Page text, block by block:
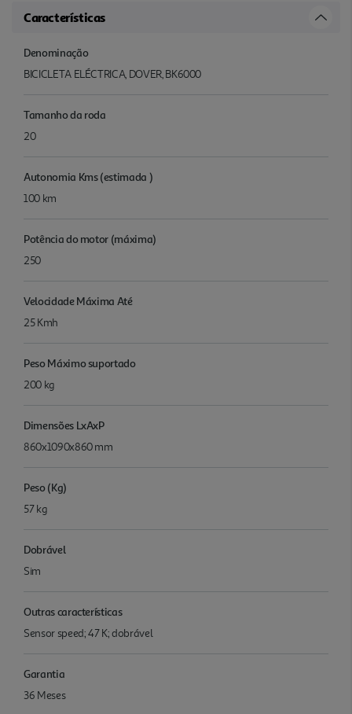
Características
Denominação
BICICLETA ELÉCTRICA, DOVER, BK6000
Tamanho da roda
20
Autonomia Kms (estimada )
100 km
Potência do motor (máxima)
250
Velocidade Máxima Até
25 Kmh
Peso Máximo suportado
200 kg
Dimensões LxAxP
860x1090x860 mm
Peso (Kg)
57 kg
Dobrável
Sim
Outras características
Sensor speed; 47 K; dobrável
Garantia
36 Meses